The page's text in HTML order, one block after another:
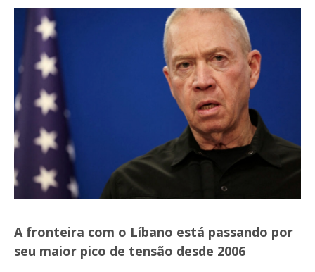
A fronteira com o Líbano está passando por
seu maior pico de tensão desde 2006